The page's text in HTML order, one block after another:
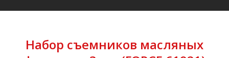
Набор съемников масляных